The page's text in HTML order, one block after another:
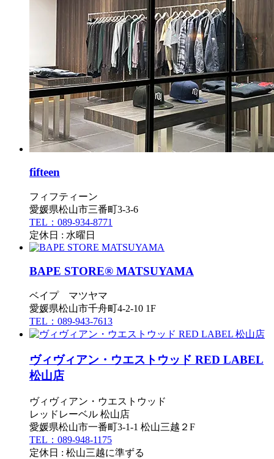
fifteen
フィフティーン
愛媛県松山市三番町3-3-6
TEL：089-934-8771
定休日 : 水曜日
BAPE STORE® MATSUYAMA
ベイプ マツヤマ
愛媛県松山市千舟町4-2-10 1F
TEL：089-943-7613
ヴィヴィアン・ウエストウッド RED LABEL
松山店
ヴィヴィアン・ウエストウッド
レッドレーベル 松山店
愛媛県松山市一番町3-1-1 松山三越２F
TEL：089-948-1175
定休日 : 松山三越に準ずる